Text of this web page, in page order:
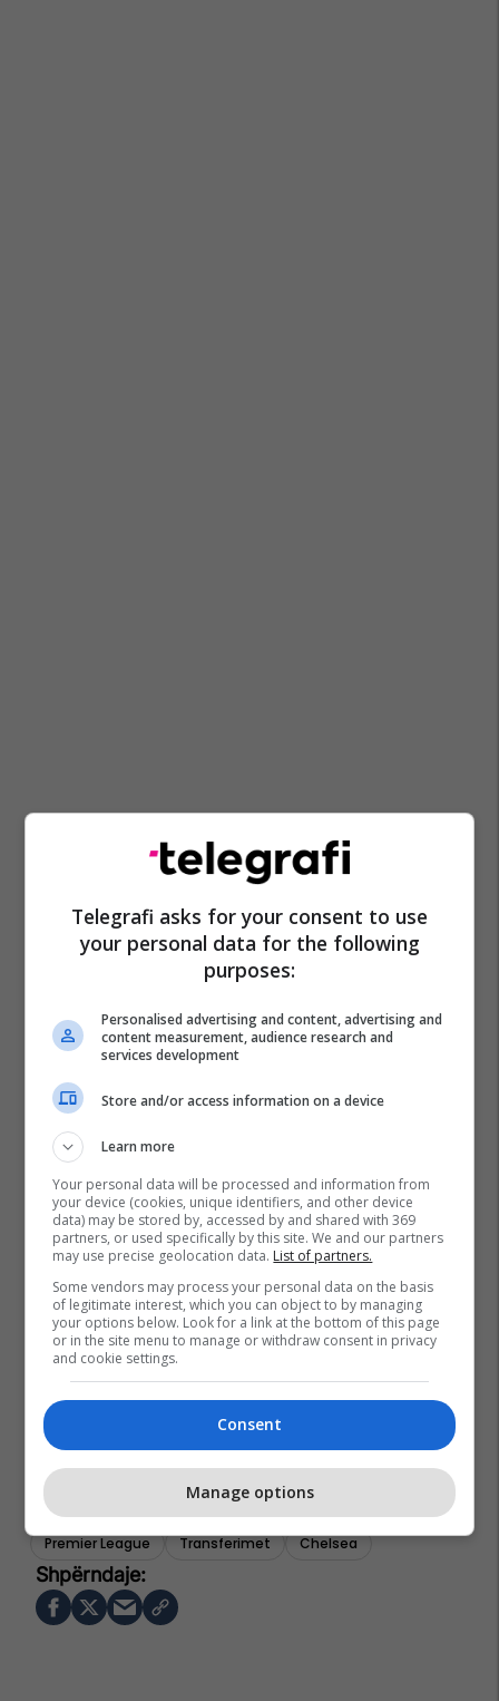
Kylian Mbappe
Premier League
Transferimet Chelsea
Telegrafi asks for your consent to use
your personal data for the following
purposes:
Personalised advertising and content, advertising and
content measurement, audience research and
services development
Store and/or access information on a device
Learn more
Your personal data will be processed and information from
your device (cookies, unique identifiers, and other device
data) may be stored by, accessed by and shared with 369
partners, or used specifically by this site. We and our partners
may use precise geolocation data. List of partners.
Some vendors may process your personal data on the basis
of legitimate interest, which you can object to by managing
your options below. Look for a link at the bottom of this page
or in the site menu to manage or withdraw consent in privacy
and cookie settings.
Consent
Manage options